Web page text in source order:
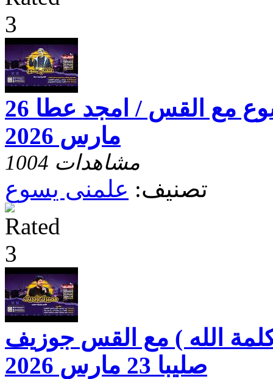
برنامج علمنى يسوع مع القس / امجد عطا 26
مارس 2026
1004 مشاهدات
تصنيف: علمنى يسوع
الله ) مع القس جوزيف
صليبا 23 مارس 2026